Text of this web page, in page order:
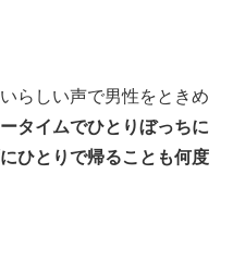
らしい声で男性をときめ
タイムでひとりぼっちに
ひとりで帰ることも何度